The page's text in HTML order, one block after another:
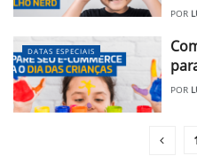
POR
DATAS ESPECIAIS
POR
1